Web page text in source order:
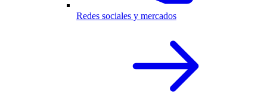
Redes sociales y mercados